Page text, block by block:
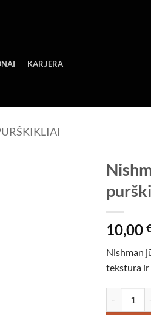
KARJERA
10,00
Nishman
tekstūra ir